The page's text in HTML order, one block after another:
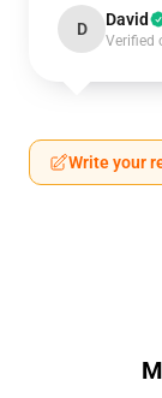
D David
Verified
Write your